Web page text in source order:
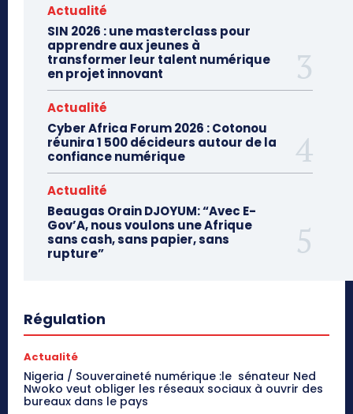
Actualité
SIN 2026 : une masterclass pour
apprendre aux jeunes à
transformer leur talent numérique
en projet innovant
Actualité
Cyber Africa Forum 2026 : Cotonou
réunira 1 500 décideurs autour de la
confiance numérique
Actualité
Beaugas Orain DJOYUM: “Avec E-
Gov’A, nous voulons une Afrique
sans cash, sans papier, sans
rupture”
Régulation
Actualité
Nigeria / Souveraineté numérique :le sénateur Ned
Nwoko veut obliger les réseaux sociaux à ouvrir des
bureaux dans le pays